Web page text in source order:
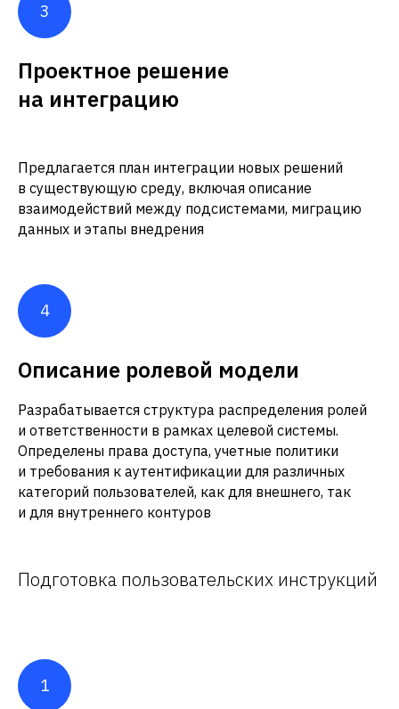
Проектное решение
на интеграцию
Предлагается план интеграции новых решений
в существующую среду, включая описание
взаимодействий между подсистемами, миграцию
данных и этапы внедрения
Описание ролевой модели
Разрабатывается структура распределения ролей
и ответственности в рамках целевой системы.
Определены права доступа, учетные политики
и требования к аутентификации для различных
категорий пользователей, как для внешнего, так
и для внутреннего контуров
Подготовка пользовательских инструкций